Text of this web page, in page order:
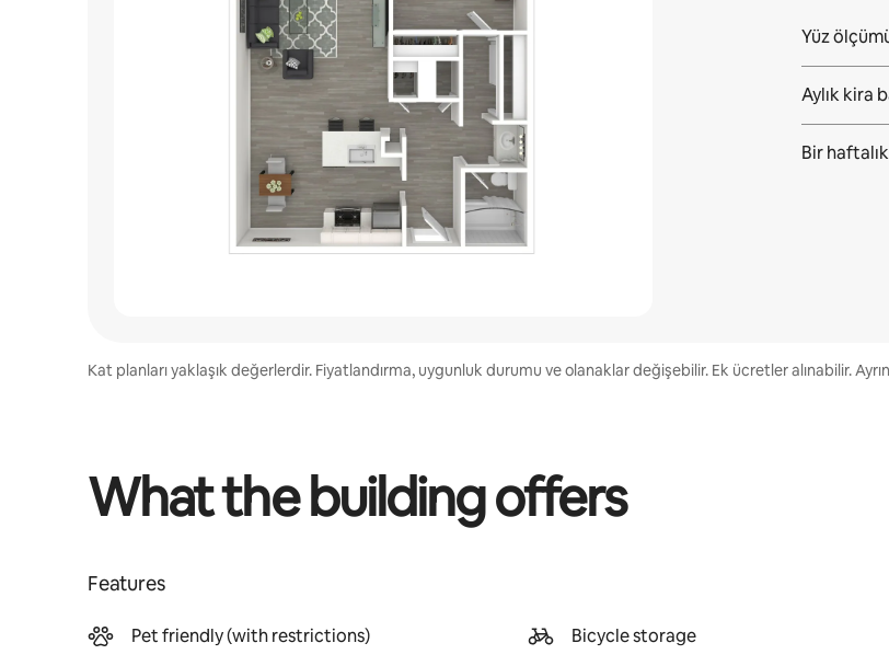
Yüz
Aylık kira
Bir
Kat planları yaklaşık değerlerdir. Fiyatlandırma, uygunluk durumu ve olanaklar değişebilir. Ek ücretler alınabilir.
What the building offers
Features
Pet friendly (with restrictions) Bicycle storage